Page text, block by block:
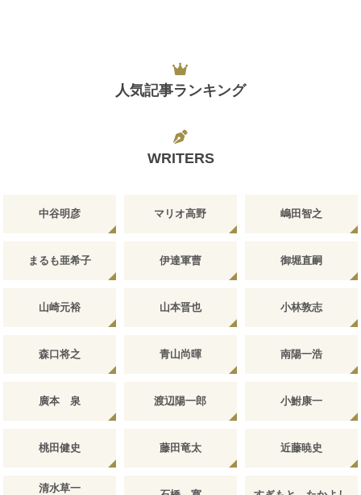
人気記事ランキング
WRITERS
中谷明彦 マリオ高野 嶋田智之
まるも亜希子 伊達軍曹 御堀直嗣
山崎元裕 山本晋也 小林敦志
森口将之 青山尚暉 南陽一浩
廣本 泉 渡辺陽一郎 小鮒康一
桃田健史 藤田竜太 近藤暁史
清水草一